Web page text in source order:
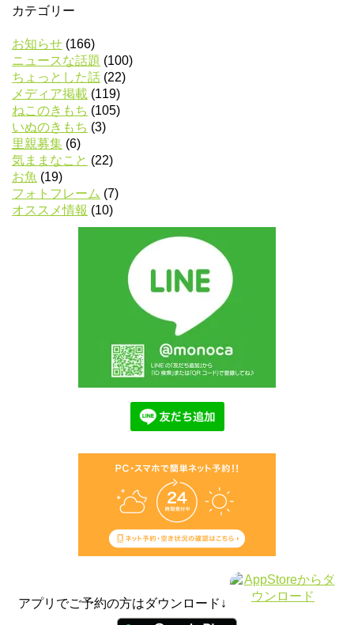
カテゴリー
お知らせ (166)
ニュースな話題 (100)
ちょっとした話 (22)
メディア掲載 (119)
ねこのきもち (105)
いぬのきもち (3)
里親募集 (6)
気ままなこと (22)
お魚 (19)
フォトフレーム (7)
オススメ情報 (10)
アプリでご予約の方はダウンロード↓